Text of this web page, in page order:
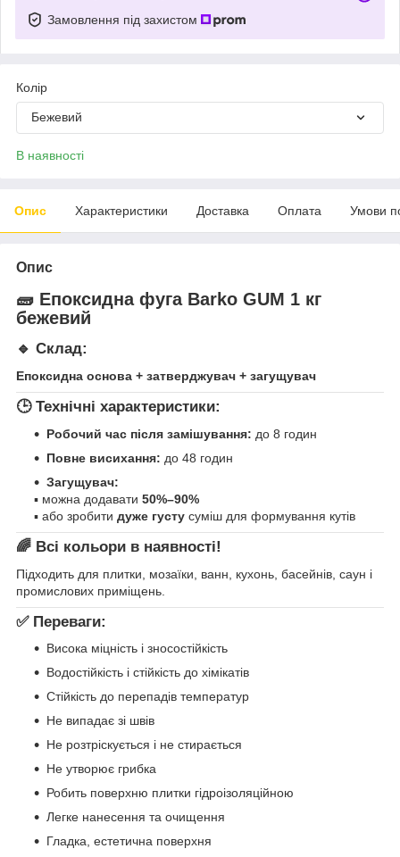
Замовлення під захистом
Колір
Бежевий
В наявності
Опис Характеристики Доставка Оплата Умови
Опис
🧱 Епоксидна фуга Barko GUM 1 кг
бежевий
🔹 Склад:
Епоксидна основа + затверджувач + загущувач
🕒 Технічні характеристики:
Робочий час після замішування: до 8 годин
Повне висихання: до 48 годин
Загущувач:
▪ можна додавати 50%–90%
▪ або зробити дуже густу суміш для формування кутів
🌈 Всі кольори в наявності!
Підходить для плитки, мозаїки, ванн, кухонь, басейнів, саун і
промислових приміщень.
✅ Переваги:
Висока міцність і зносостійкість
Водостійкість і стійкість до хімікатів
Стійкість до перепадів температур
Не випадає зі швів
Не розтріскується і не стирається
Не утворює грибка
Робить поверхню плитки гідроізоляційною
Легке нанесення та очищення
Гладка, естетична поверхня